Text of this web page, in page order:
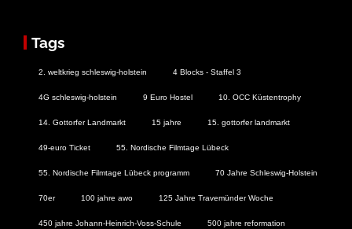
Tags
2. weltkrieg schleswig-holstein 4 Blocks - Staffel 3
4G schleswig-holstein 9 Euro Hostel 10. OCC Küstentrophy
14. Gottorfer Landmarkt 15 jahre 15. gottorfer landmarkt
49-euro Ticket 55. Nordische Filmtage Lübeck
55. Nordische Filmtage Lübeck programm 70 Jahre Schleswig-Holstein
70er 100 jahre awo 125 Jahre Travemünder Woche
450 jahre Johann-Heinrich-Voss-Schule 500 jahre reformation